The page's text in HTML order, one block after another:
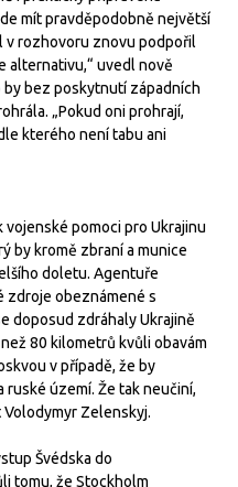
mít pravděpodobně největší
v rozhovoru znovu podpořil
alternativu,“ uvedl nově
bez poskytnutí západních
„Pokud oni prohrají,
kterého není tabu ani
pomoci pro Ukrajinu
by kromě zbraní a munice
doletu. Agentuře
zdroje obeznámené s
doposud zdráhaly Ukrajině
80 kilometrů kvůli obavám
v případě, že by
ruské území. Že tak neučiní,
Zelenskyj.
Švédska do
tomu, že Stockholm